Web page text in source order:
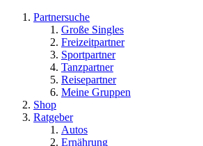
Partnersuche
Große Singles
Freizeitpartner
Sportpartner
Tanzpartner
Reisepartner
Meine Gruppen
Shop
Ratgeber
Autos
Ernährung